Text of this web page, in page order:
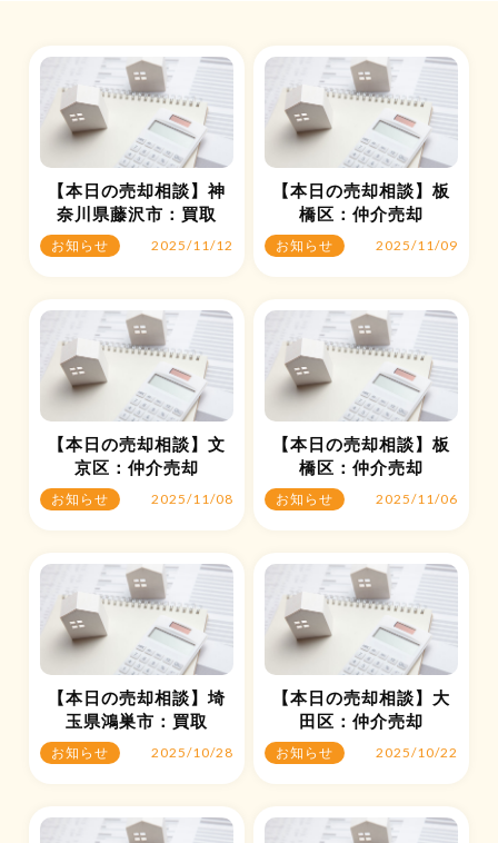
【本日の売却相談】神
奈川県藤沢市：買取
お知らせ 2025/11/12
【本日の売却相談】板
橋区：仲介売却
お知らせ 2025/11/09
【本日の売却相談】文
京区：仲介売却
お知らせ 2025/11/08
【本日の売却相談】板
橋区：仲介売却
お知らせ 2025/11/06
【本日の売却相談】埼
玉県鴻巣市：買取
お知らせ 2025/10/28
【本日の売却相談】大
田区：仲介売却
お知らせ 2025/10/22